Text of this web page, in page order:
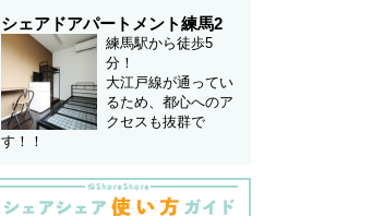
シェアドアパートメント練馬2
練馬駅から徒歩5
分！
大江戸線が通ってい
るため、都心へのア
クセスも抜群で
す！！